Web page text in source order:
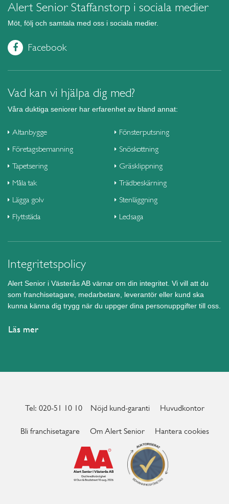
Alert Senior Staffanstorp i sociala medier
Möt, följ och samtala med oss i sociala medier.
Facebook
Vad kan vi hjälpa dig med?
Våra duktiga seniorer har erfarenhet av bland annat:
Altanbygge
Företagsbemanning
Tapetsering
Måla tak
Lägga golv
Flyttstäda
Fönsterputsning
Snöskottning
Gräsklippning
Trädbeskärning
Stenläggning
Ledsaga
Integritetspolicy
Alert Senior i Västerås AB värnar om din integritet. Vi vill att du
som franchisetagare, medarbetare, leverantör eller kund ska
kunna känna dig trygg när du uppger dina personuppgifter till oss.
Läs mer
Tel: 020-51 10 10 Nöjd kund-garanti Huvudkontor
Bli franchisetagare Om Alert Senior Hantera cookies